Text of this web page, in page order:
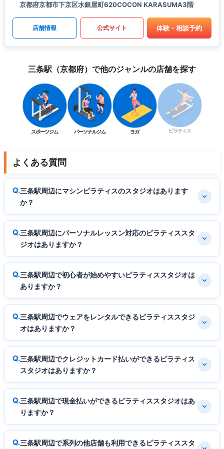
京都府京都市下京区水銀屋町620COCON KARASUMA3階
店舗情報 公式サイト 体験・相談予約
三条駅（京都府）で他のジャンルの店舗を探す
スポーツジム パーソナルジム ヨガ ピラティス
よくある質問
三条駅周辺にマシンピラティスのスタジオはあります
か？
三条駅周辺にパーソナルレッスン対応のピラティススタ
ジオはありますか？
三条駅周辺で初心者が始めやすいピラティススタジオは
ありますか？
三条駅周辺でウェアをレンタルできるピラティススタジ
オはありますか？
三条駅周辺でクレジットカード払いができるピラティス
スタジオはありますか？
三条駅周辺で現金払いができるピラティススタジオはあ
りますか？
三条駅周辺で系列の他店舗も利用できるピラティススタ